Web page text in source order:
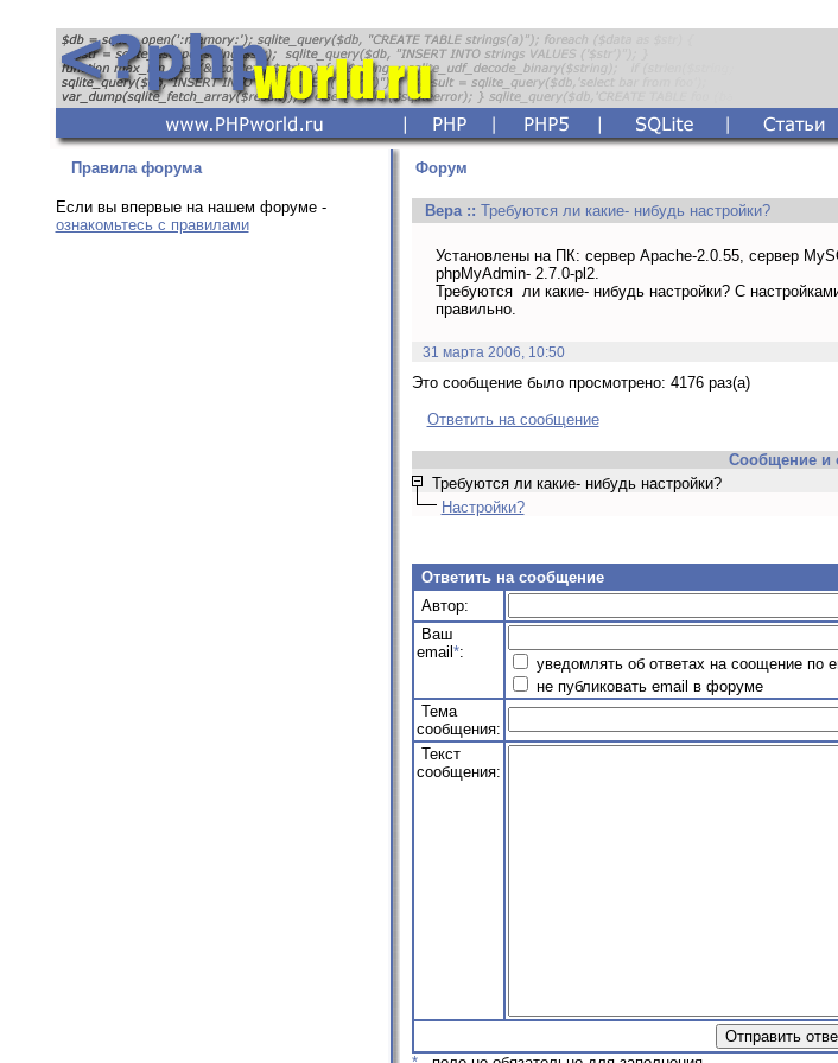
Правила форума
Если вы впервые на нашем форуме -
ознакомьтесь с правилами
Форум
Вера:: Требуются ли какие- нибудь настройки?
Установлены на ПК: сервер Apache-2.0.55, сервер
phpMyAdmin- 2.7.0-pl2.
Требуются ли какие- нибудь настройки? С
правильно.
31 марта 2006, 10:50
Это сообщение было просмотрено: 4176 раз(а)
Ответить на сообщение
Сообщение и
Требуются ли какие- нибудь настройки?
Настройки?
Ответить на сообщение
Автор:
Ваш
email *:
уведомлять об ответах на соощение по
не публиковать email в форуме
Тема
сообщения:
Текст
сообщения: